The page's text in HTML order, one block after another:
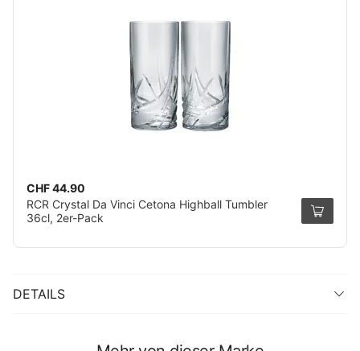
CHF 44.90
RCR Crystal Da Vinci Cetona Highball Tumbler
36cl, 2er-Pack
DETAILS